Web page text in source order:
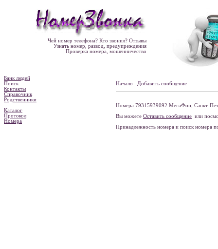
Чей номер телефона? Кто звонил? Отзывы
Узнать номер, развод, предупреждения
Проверка номера, мошенничество
Банк людей
Поиск
Контакты
Справочник
Родственники
Каталог
Протокол
Номера
Начало Добавить сообщение
Номера 79315939092 МегаФон, Санкт-
Вы можете Оставить сообщение или
Принадлежность номера и поиск номера